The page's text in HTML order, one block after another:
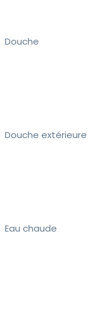
Douche
Douche extérieure
Eau chaude